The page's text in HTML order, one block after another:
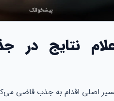
اعلام نتایج
در سال ۱۴۰۵ از دو مسیر اصلی اقدام